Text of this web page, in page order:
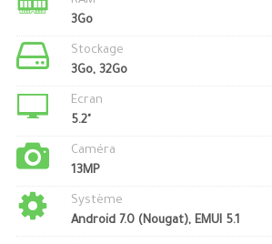
3Go
Stockage
3Go, 32Go
Ecran
5.2"
Caméra
13MP
Système
Android 7.0 (Nougat), EMUI 5.1